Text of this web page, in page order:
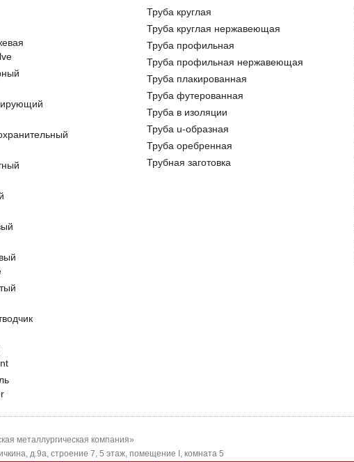
Труба круглая
Труба круглая нержавеющая
Труба профильная
Труба профильная нержавеющая
Труба плакированная
Труба футерованная
Труба в изоляции
Труба u-образная
Труба оребренная
Трубная заготовка
металлургическая компания»
д.9а, строение 7, 5 этаж, помещение I, комната 5